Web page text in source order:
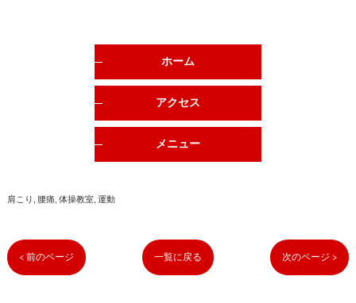
ホーム
アクセス
メニュー
肩こり 腰痛 体操教室 運動
< 前のページ 一覧に戻る 次のページ >